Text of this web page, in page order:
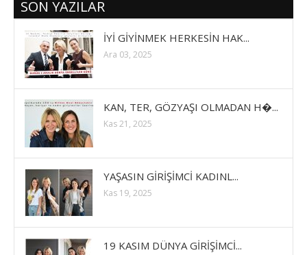
SON YAZILAR
İYİ GİYİNMEK HERKESİN HAK...
Ara 03, 2025
KAN, TER, GÖZYAŞI OLMADAN H�...
Kas 21, 2025
YAŞASIN GİRİŞİMCİ KADINL...
Kas 19, 2025
19 KASIM DÜNYA GİRİŞİMCİ...